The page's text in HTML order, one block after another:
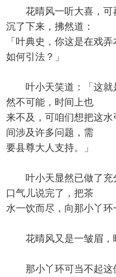
花晴风一听大喜，可
沉了下来，拂然道：
「叶典史，你这是在戏
如何引法？」
叶小天笑道：「这就
然不可能，时间上也
来不及，可咱们想把这
间涉及许多问题，需
要县尊大人支持。」
叶小天显然已做了充
口气儿说完了，把茶
水一饮而尽，向那小丫
花晴风又是一皱眉，
那小丫环可当不起这